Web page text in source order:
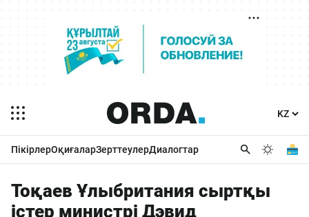
ПікірлерОқиғаларЗерттеулерДиалогтар
Тоқаев Ұлыбритания сыртқы
істер министрі Дэвид